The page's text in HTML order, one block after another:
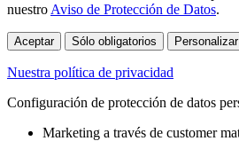
nuestro Aviso de Protección de Datos.
Aceptar Sólo obligatorios
Nuestra política de privacidad
Configuración de protección de datos
Marketing a través de customer